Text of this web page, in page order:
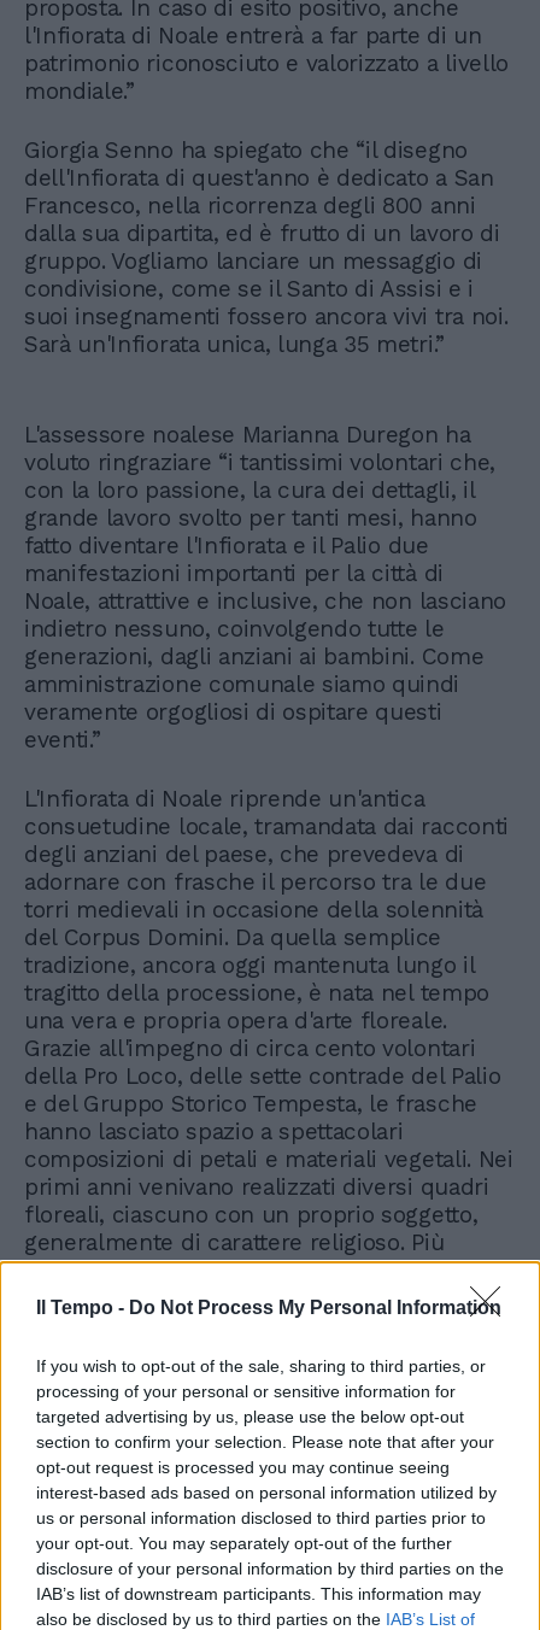
Il Tempo - Do Not Process My Personal Information
If you wish to opt-out of the sale, sharing to third parties, or
processing of your personal or sensitive information for
targeted advertising by us, please use the below opt-out
section to confirm your selection. Please note that after your
opt-out request is processed you may continue seeing
interest-based ads based on personal information utilized by
us or personal information disclosed to third parties prior to
your opt-out. You may separately opt-out of the further
disclosure of your personal information by third parties on the
IAB’s list of downstream participants. This information may
also be disclosed by us to third parties on the IAB’s List of
proposta. In caso di esito positivo, anche
l'Infiorata di Noale entrerà a far parte di un
patrimonio riconosciuto e valorizzato a livello
mondiale.”
Giorgia Senno ha spiegato che “il disegno
dell'Infiorata di quest'anno è dedicato a San
Francesco, nella ricorrenza degli 800 anni
dalla sua dipartita, ed è frutto di un lavoro di
gruppo. Vogliamo lanciare un messaggio di
condivisione, come se il Santo di Assisi e i
suoi insegnamenti fossero ancora vivi tra noi.
Sarà un'Infiorata unica, lunga 35 metri.”
L'assessore noalese Marianna Duregon ha
voluto ringraziare “i tantissimi volontari che,
con la loro passione, la cura dei dettagli, il
grande lavoro svolto per tanti mesi, hanno
fatto diventare l'Infiorata e il Palio due
manifestazioni importanti per la città di
Noale, attrattive e inclusive, che non lasciano
indietro nessuno, coinvolgendo tutte le
generazioni, dagli anziani ai bambini. Come
amministrazione comunale siamo quindi
veramente orgogliosi di ospitare questi
eventi.”
L'Infiorata di Noale riprende un'antica
consuetudine locale, tramandata dai racconti
degli anziani del paese, che prevedeva di
adornare con frasche il percorso tra le due
torri medievali in occasione della solennità
del Corpus Domini. Da quella semplice
tradizione, ancora oggi mantenuta lungo il
tragitto della processione, è nata nel tempo
una vera e propria opera d'arte floreale.
Grazie all'impegno di circa cento volontari
della Pro Loco, delle sette contrade del Palio
e del Gruppo Storico Tempesta, le frasche
hanno lasciato spazio a spettacolari
composizioni di petali e materiali vegetali. Nei
primi anni venivano realizzati diversi quadri
floreali, ciascuno con un proprio soggetto,
generalmente di carattere religioso. Più
recentemente, si è invece scelto di creare un
unico grande tappeto floreale lungo oltre 35
metri, sviluppato attorno a un disegno
originale che cambia ogni anno e richiama
anniversari, ricorrenze o eventi significativi
per la comunità di fede. L'edizione 2026 è
dedicata all'ottavo centenario della morte di
San Francesco d'Assisi. Il bozzetto è stato
realizzato a quattro mani da Giorgia Senno,
consigliera della Pro Loco, e da Nicolò Tosato,
dodicenne appassionato di disegno, dando
vita a un'opera che unisce sensibilità artistica,
partecipazione e spirito comunitario.